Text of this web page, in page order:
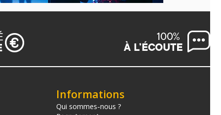
Informations
Qui sommes-nous ?